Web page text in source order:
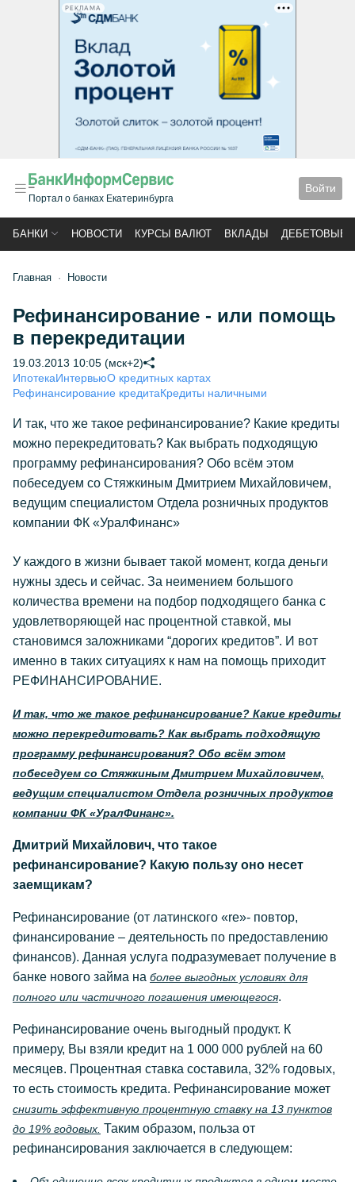
РЕКЛАМА
Портал о банках Екатеринбурга
Войти
БАНКИ НОВОСТИ КУРСЫ ВАЛЮТ ВКЛАДЫ ДЕБЕТОВЫЕ
Главная Новости
Рефинансирование - или помощь
в перекредитации
19.03.2013 10:05 (мск+2)
ИпотекаИнтервьюО кредитных картах
Рефинансирование кредитаКредиты наличными
И так, что же такое рефинансирование? Какие кредиты
можно перекредитовать? Как выбрать подходящую
программу рефинансирования? Обо всём этом
побеседуем со Стяжкиным Дмитрием Михайловичем,
ведущим специалистом Отдела розничных продуктов
компании ФК «УралФинанс»
У каждого в жизни бывает такой момент, когда деньги
нужны здесь и сейчас. За неимением большого
количества времени на подбор подходящего банка с
удовлетворяющей нас процентной ставкой, мы
становимся заложниками “дорогих кредитов”. И вот
именно в таких ситуациях к нам на помощь приходит
РЕФИНАНСИРОВАНИЕ.
И так, что же такое рефинансирование? Какие кредиты
можно перекредитовать? Как выбрать подходящую
программу рефинансирования? Обо всём этом
побеседуем со Стяжкиным Дмитрием Михайловичем,
ведущим специалистом Отдела розничных продуктов
компании ФК «УралФинанс».
Дмитрий Михайлович, что такое
рефинансирование? Какую пользу оно несет
заемщикам?
Рефинансирование (от латинского «re»- повтор,
финансирование – деятельность по предоставлению
финансов). Данная услуга подразумевает получение в
банке нового займа на более выгодных условиях для
полного или частичного погашения имеющегося.
Рефинансирование очень выгодный продукт. К
примеру, Вы взяли кредит на 1 000 000 рублей на 60
месяцев. Процентная ставка составила, 32% годовых,
то есть стоимость кредита. Рефинансирование может
снизить эффективную процентную ставку на 13 пунктов
до 19% годовых. Таким образом, польза от
рефинансирования заключается в следующем: